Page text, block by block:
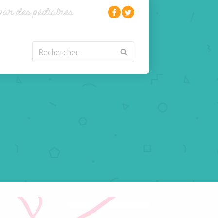
Rechercher
Pédiatrie
Pneumologie
Sommeil
Tabagisme Vapotage
d'hyperthermie maternelle d'origine inconnue et s'il y a allaitement ?